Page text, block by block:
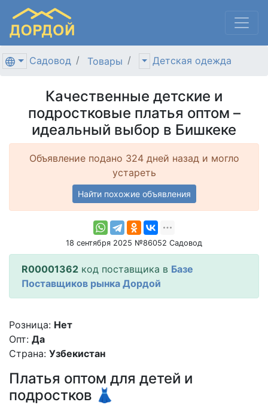
Садовод Товары Детская одежда
Качественные детские и
подростковые платья оптом –
идеальный выбор в Бишкеке
Объявление подано 324 дней назад и могло
устареть
Найти похожие объявления
18 сентября 2025 №86052 Садовод
R00001362 код поставщика в Базе
Поставщиков рынка Дордой
Розница: Нет
Опт: Да
Страна: Узбекистан
Платья оптом для детей и
подростков 👗